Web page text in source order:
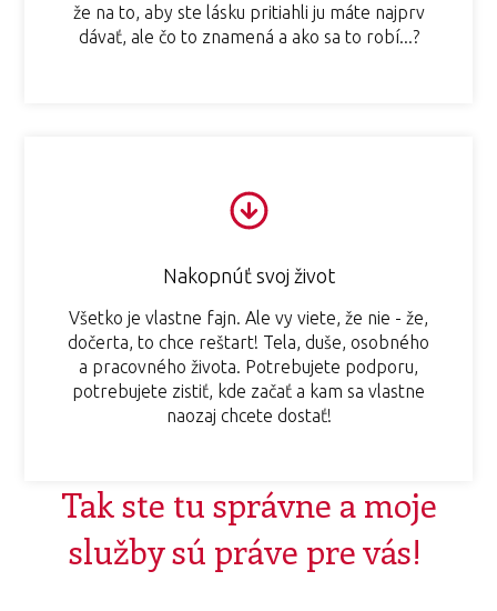
že na to, aby ste lásku pritiahli ju máte najprv
dávať, ale čo to znamená a ako sa to robí...?
Nakopnúť svoj život
Všetko je vlastne fajn. Ale vy viete, že nie - že,
dočerta, to chce reštart! Tela, duše, osobného
a pracovného života. Potrebujete podporu,
potrebujete zistiť, kde začať a kam sa vlastne
naozaj chcete dostať!
Tak ste tu správne a moje
služby sú práve pre vás!